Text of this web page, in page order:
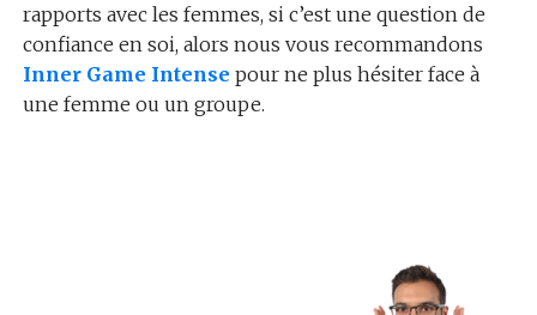
rapports avec les femmes, si c’est une question de
confiance en soi, alors nous vous recommandons
Inner Game Intense pour ne plus hésiter face à
une femme ou un groupe.